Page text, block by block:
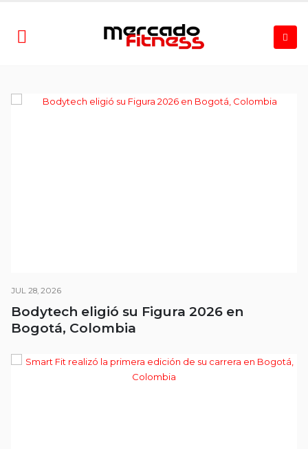
JUL 28, 2026
Bodytech eligió su Figura 2026 en
Bogotá, Colombia